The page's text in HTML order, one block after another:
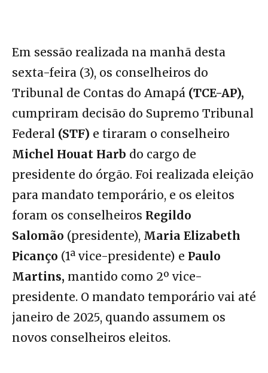
Em sessão realizada na manhã desta
sexta-feira (3), os conselheiros do
Tribunal de Contas do Amapá (TCE-AP),
cumpriram decisão do Supremo Tribunal
Federal (STF) e tiraram o conselheiro
Michel Houat Harb do cargo de
presidente do órgão. Foi realizada eleição
para mandato temporário, e os eleitos
foram os conselheiros Regildo
Salomão (presidente), Maria Elizabeth
Picanço (1ª vice-presidente) e Paulo
Martins, mantido como 2º vice-
presidente. O mandato temporário vai até
janeiro de 2025, quando assumem os
novos conselheiros eleitos.